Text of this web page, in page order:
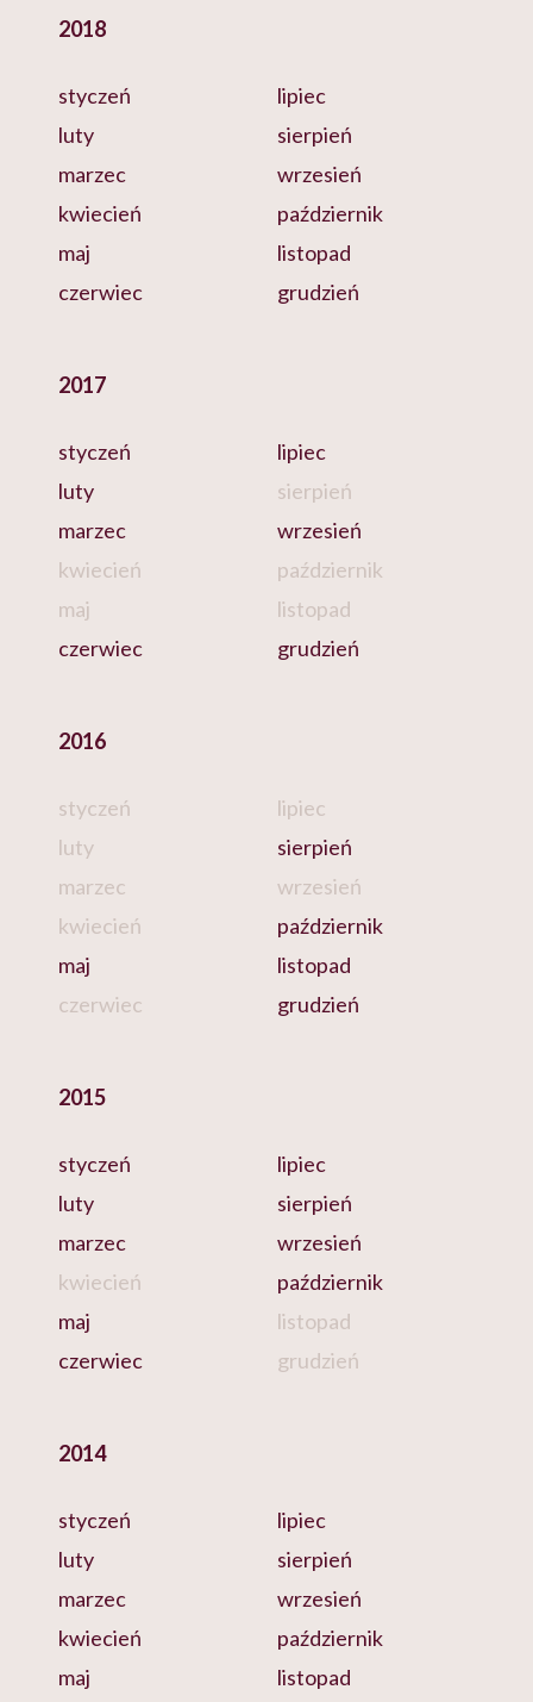
2018
styczeń
luty
marzec
kwiecień
maj
czerwiec
lipiec
sierpień
wrzesień
październik
listopad
grudzień
2017
styczeń
luty
marzec
kwiecień
maj
czerwiec
lipiec
sierpień
wrzesień
październik
listopad
grudzień
2016
styczeń
luty
marzec
kwiecień
maj
czerwiec
lipiec
sierpień
wrzesień
październik
listopad
grudzień
2015
styczeń
luty
marzec
kwiecień
maj
czerwiec
lipiec
sierpień
wrzesień
październik
listopad
grudzień
2014
styczeń
luty
marzec
kwiecień
maj
lipiec
sierpień
wrzesień
październik
listopad